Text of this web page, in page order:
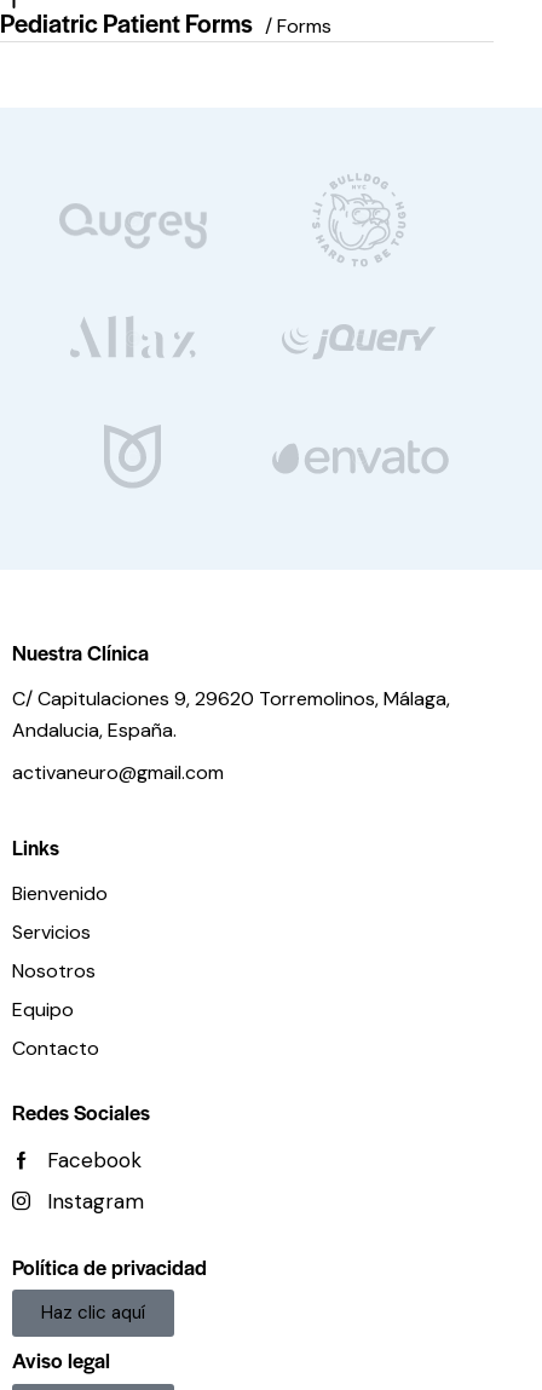
Pediatric Patient Forms / Forms
Nuestra Clínica
C/ Capitulaciones 9, 29620 Torremolinos,Málaga,
Andalucia,España.
activaneuro@gmail.com
Links
Bienvenido
Servicios
Nosotros
Equipo
Contacto
Redes Sociales
Facebook
Instagram
Política de privacidad
Haz clic aquí
Aviso legal